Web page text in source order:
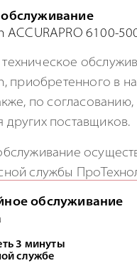
обслуживание
ACCURAPRO 6100-
приобретенного в
по согласованию,
других поставщиков.
службы
обслуживание
3 минуты
службе